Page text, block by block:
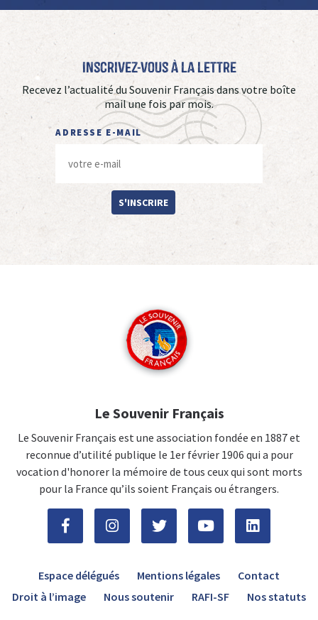
Inscrivez-vous à La Lettre
Recevez l’actualité du Souvenir Français dans votre boîte
mail une fois par mois.
ADRESSE E-MAIL
S'INSCRIRE
Le Souvenir Français
Le Souvenir Français est une association fondée en 1887 et
reconnue d’utilité publique le 1er février 1906 qui a pour
vocation d'honorer la mémoire de tous ceux qui sont morts
pour la France qu’ils soient Français ou étrangers.
Espace délégués Mentions légales
Contact
Droit à l’image
Nous soutenir RAFI-SF Nos statuts